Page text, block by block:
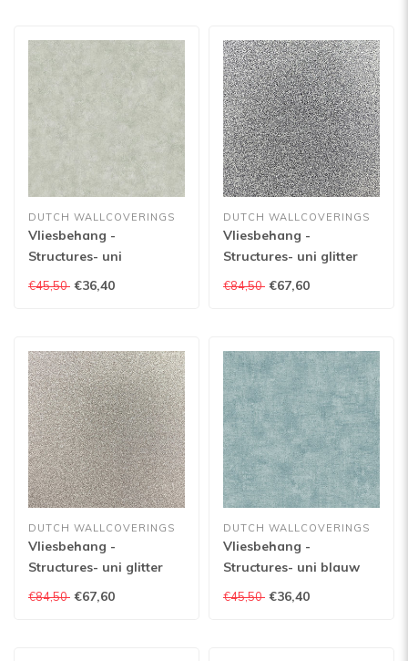
DUTCH WALLCOVERINGS
Vliesbehang -
Structures- uni
lichtgroen - M550-04
€45,50 €36,40
DUTCH WALLCOVERINGS
Vliesbehang -
Structures- uni glitter
zwart - M415-09
€84,50 €67,60
DUTCH WALLCOVERINGS
Vliesbehang -
Structures- uni glitter
goud - M415-07
€84,50 €67,60
DUTCH WALLCOVERINGS
Vliesbehang -
Structures- uni blauw
glitter - A137-01
€45,50 €36,40